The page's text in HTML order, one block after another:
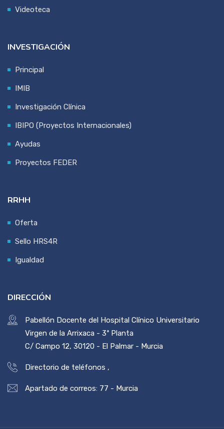
Videoteca
INVESTIGACIÓN
Principal
IMIB
Investigación Clínica
IBIPO (Proyectos Internacionales)
Ayudas
Proyectos FEDER
RRHH
Oferta
Sello HRS4R
Igualdad
DIRECCIÓN
Pabellón Docente del Hospital Clínico Universitario
Virgen de la Arrixaca - 3ª Planta
C/ Campo 12, 30120 - El Palmar - Murcia
Directorio de teléfonos ,
Apartado de correos: 77 - Murcia